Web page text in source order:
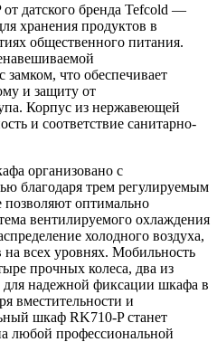
датского бренда Tefcold —
хранения продуктов в
общественного питания.
что обеспечивает
и защиту от
Корпус из нержавеющей
и соответствие санитарно-
организовано с
благодаря трем регулируемым
оптимально
вентилируемого охлаждения
холодного воздуха,
на всех уровнях. Мобильность
прочных колеса, два из
надежной фиксации шкафа в
вместительности и
шкаф RK710-P станет
любой профессиональной